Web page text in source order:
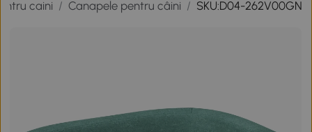
caini / Canapele pentru câini / SKU:D04-262V00GN